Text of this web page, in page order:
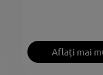
Aflați mai